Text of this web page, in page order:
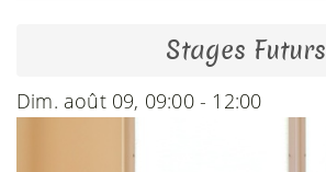
Stages Futurs
Dim. août 09, 09:00 - 12:00